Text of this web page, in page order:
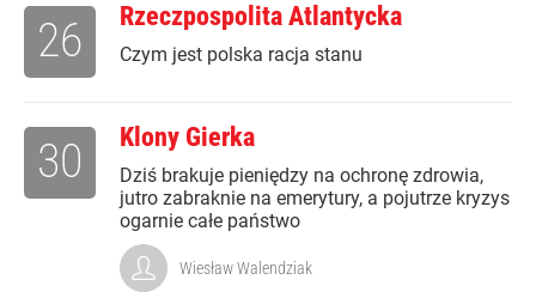
Rzeczpospolita Atlantycka
Czym jest polska racja stanu
26
Klony Gierka
Dziś brakuje pieniędzy na ochronę zdrowia,
jutro zabraknie na emerytury, a pojutrze kryzys
ogarnie całe państwo
30
Wiesław Walendziak